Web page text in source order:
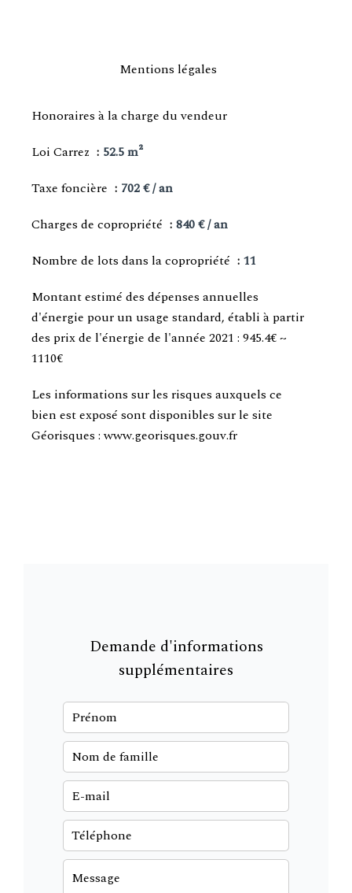
Mentions légales
Honoraires à la charge du vendeur
Loi Carrez
52.5 m²
Taxe foncière
702 € / an
Charges de copropriété
840 € / an
Nombre de lots dans la copropriété
11
Montant estimé des dépenses annuelles
d'énergie pour un usage standard, établi à partir
des prix de l'énergie de l'année 2021 : 945.4€ ~
1110€
Les informations sur les risques auxquels ce
bien est exposé sont disponibles sur le site
Géorisques : www.georisques.gouv.fr
Demande d'informations
supplémentaires